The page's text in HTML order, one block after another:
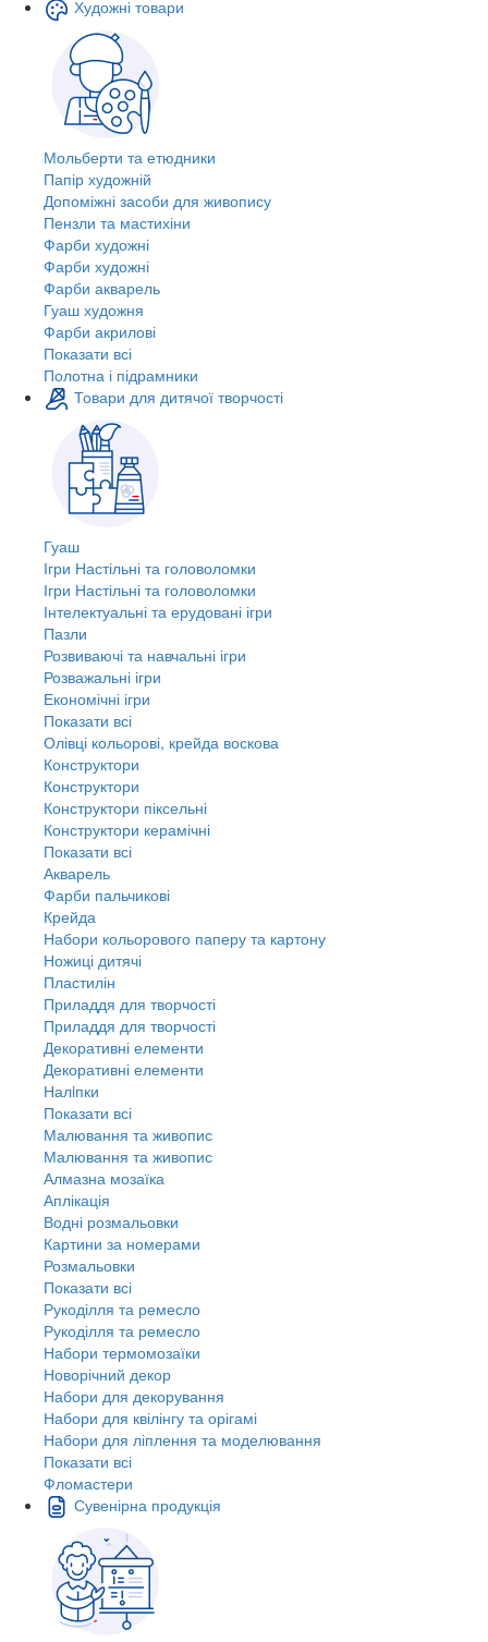
Художні товари
Мольберти та етюдники
Папір художній
Допоміжні засоби для живопису
Пензли та мастихіни
Фарби художні
Фарби художні
Фарби акварель
Гуаш художня
Фарби акрилові
Показати всі
Полотна і підрамники
Товари для дитячої творчості
Гуаш
Ігри Настільні та головоломки
Ігри Настільні та головоломки
Інтелектуальні та ерудовані ігри
Пазли
Розвиваючі та навчальні ігри
Розважальні ігри
Економічні ігри
Показати всі
Олівці кольорові, крейда воскова
Конструктори
Конструктори
Конструктори піксельні
Конструктори керамічні
Показати всі
Акварель
Фарби пальчикові
Крейда
Набори кольорового паперу та картону
Ножиці дитячі
Пластилін
Приладдя для творчості
Приладдя для творчості
Декоративні елементи
Декоративні елементи
Налiпки
Показати всі
Малювання та живопис
Малювання та живопис
Алмазна мозаїка
Аплікація
Водні розмальовки
Картини за номерами
Розмальовки
Показати всі
Рукоділля та ремесло
Рукоділля та ремесло
Набори термомозаїки
Новорічний декор
Набори для декорування
Набори для квілінгу та орігамі
Набори для ліплення та моделювання
Показати всі
Фломастери
Сувенірна продукція